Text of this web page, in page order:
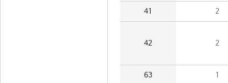
41 2
42 2
63 1